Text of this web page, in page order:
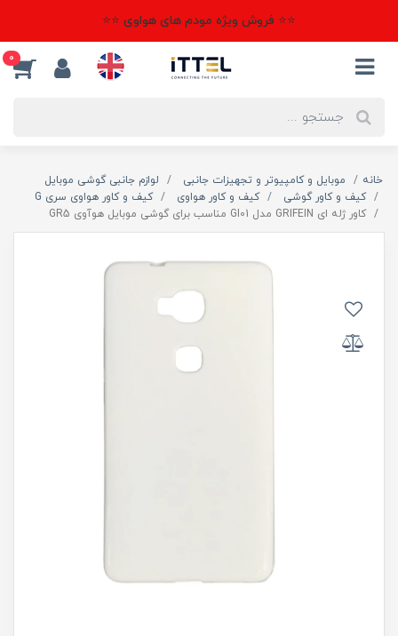
⭐⭐ فروش ویژه مودم های هواوی ⭐⭐
0
خانه موبایل و کامپیوتر و تجهیزات جانبی
لوازم جانبی گوشی موبایل
کیف و کاور گوشی
کیف و کاور هواوی
کیف و کاور هواوی سری G
کاور ژله ای GRIFEIN مدل GI01 مناسب برای گوشی موبایل هوآوی GR5